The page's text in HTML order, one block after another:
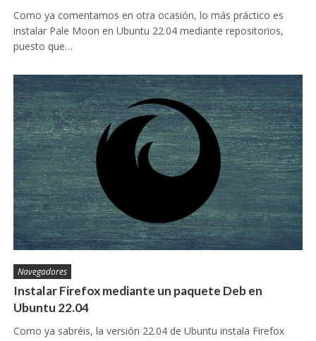
Como ya comentamos en otra ocasión, lo más práctico es
instalar Pale Moon en Ubuntu 22.04 mediante repositorios,
puesto que…
Navegadores
Instalar Firefox mediante un paquete Deb en
Ubuntu 22.04
Como ya sabréis, la versión 22.04 de Ubuntu instala Firefox